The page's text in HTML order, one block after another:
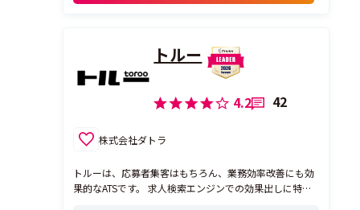
トルー
4.2 42
株式会社ダトラ
トルーは、応募者集客はもちろん、業務効率改善にも効
果的なATSです。 求人検索エンジンでの効果出しに特化